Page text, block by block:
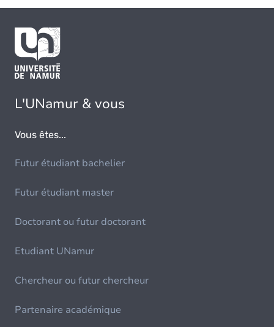
L'UNamur & vous
Vous êtes...
Futur étudiant bachelier
Futur étudiant master
Doctorant ou futur doctorant
Etudiant UNamur
Chercheur ou futur chercheur
Partenaire académique